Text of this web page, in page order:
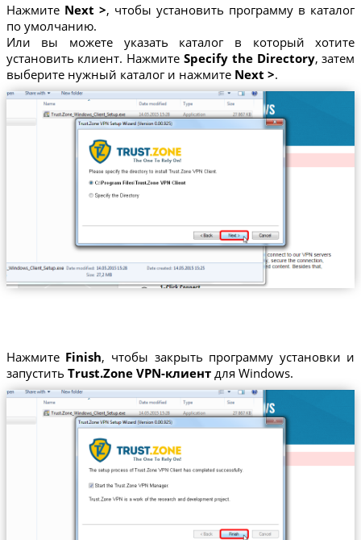
Нажмите Next >, чтобы установить программу в каталог
по умолчанию.
Или вы можете указать каталог в который хотите
установить клиент. Нажмите Specify the Directory, затем
выберите нужный каталог и нажмите Next >.
Нажмите Finish, чтобы закрыть программу установки и
запустить Trust.Zone VPN-клиентдля Windows.